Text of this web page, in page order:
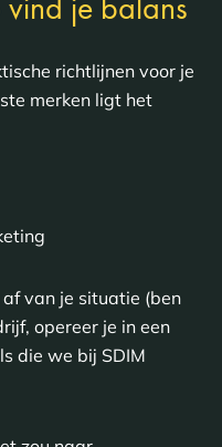
richtlijnen voor je
merken ligt het
van je situatie (ben
opereer je in een
die we bij SDIM